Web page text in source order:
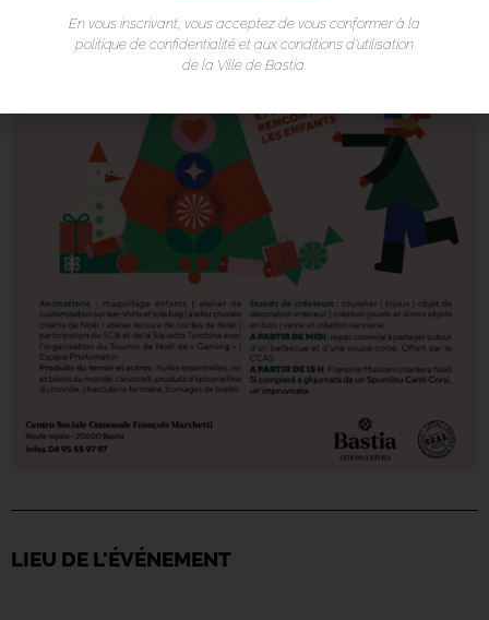
LIEU DE L'ÉVÉNEMENT
En vous inscrivant, vous acceptez de vous conformer à la
politique de confidentialité et aux conditions d’utilisation
de la Ville de Bastia.